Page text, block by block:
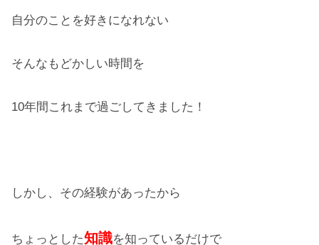
自分のことを好きになれない
そんなもどかしい時間を
10年間これまで過ごしてきました！
しかし、その経験があったから
ちょっとした知識を知っているだけで